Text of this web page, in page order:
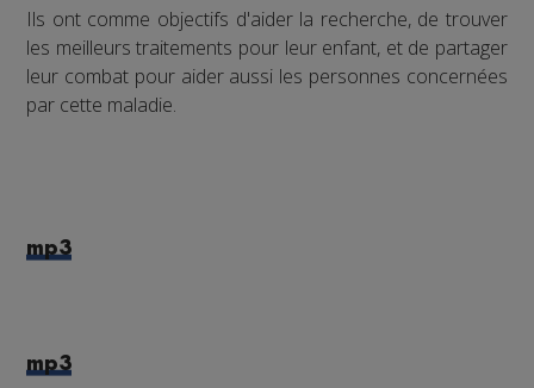
Ils ont comme objectifs d'aider la recherche, de trouver
les meilleurs traitements pour leur enfant, et de partager
leur combat pour aider aussi les personnes concernées
par cette maladie.
mp3
mp3